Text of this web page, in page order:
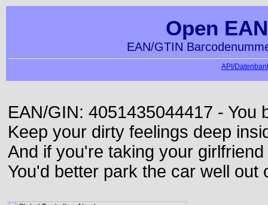
Open
EAN/GTIN
API/
EAN/GIN: 4051435044417 - You
Keep your dirty feelings deep
And if you're taking your
You'd better park the car well out